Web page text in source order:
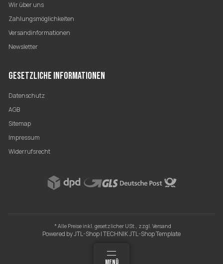
Wir über uns
Zahlungsmöglichkeiten
Versandinformationen
Newsletter
GESETZLICHE INFORMATIONEN
Datenschutz
AGB
Sitemap
Impressum
Widerrufsrecht
* Alle Preise inkl. gesetzlicher USt., zzgl. Versand
Powered byJTL-Shop|TECHNIK JTL-Shop Template
MENÜ